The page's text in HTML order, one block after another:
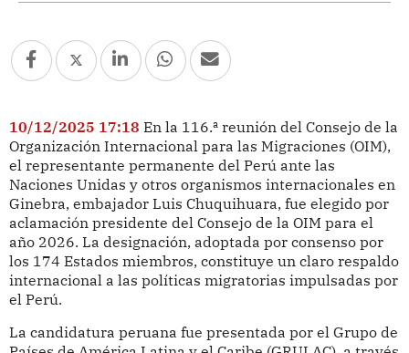
10/12/2025 17:18 En la 116.ª reunión del Consejo de la
Organización Internacional para las Migraciones (OIM),
el representante permanente del Perú ante las
Naciones Unidas y otros organismos internacionales en
Ginebra, embajador Luis Chuquihuara, fue elegido por
aclamación presidente del Consejo de la OIM para el
año 2026. La designación, adoptada por consenso por
los 174 Estados miembros, constituye un claro respaldo
internacional a las políticas migratorias impulsadas por
el Perú.
La candidatura peruana fue presentada por el Grupo de